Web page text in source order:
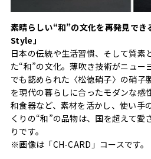
素晴らしい“和”の文化を再発見で
Style」
日本の伝統や生活習慣、そして質素
た“和”の文化。薄吹き技術がニュー
でも認められた〈松徳硝子〉の硝子
を現代の暮らしに合ったモダンな感
和食器など、素材を活かし、使い手
くりの“和”の品物は、国を超えて愛
りです。
※画像は「CH-CARD」コースです。